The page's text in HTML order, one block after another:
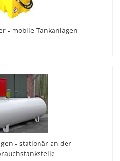
- mobile Tankanlagen
- stationär an der